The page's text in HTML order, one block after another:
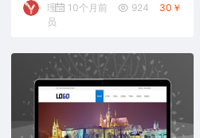
理
员
10个月前 924 30￥